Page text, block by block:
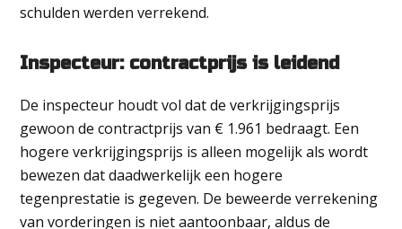
schulden werden verrekend.
Inspecteur: contractprijs is leidend
De inspecteur houdt vol dat de verkrijgingsprijs
gewoon de contractprijs van € 1.961 bedraagt. Een
hogere verkrijgingsprijs is alleen mogelijk als wordt
bewezen dat daadwerkelijk een hogere
tegenprestatie is gegeven. De beweerde verrekening
van vorderingen is niet aantoonbaar, aldus de